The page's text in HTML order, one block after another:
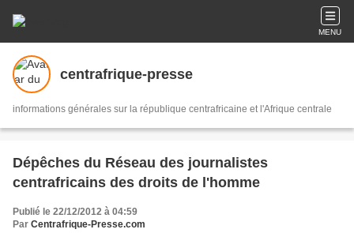
MENU
centrafrique-presse
informations générales sur la république centrafricaine et l'Afrique centrale
Dépêches du Réseau des journalistes
centrafricains des droits de l'homme
Publié le 22/12/2012 à 04:59
Par Centrafrique-Presse.com